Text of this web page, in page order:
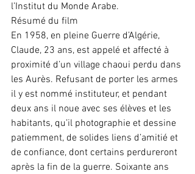
l’Institut du Monde Arabe.
Résumé du film
En 1958, en pleine Guerre d’Algérie,
Claude, 23 ans, est appelé et affecté à
proximité d’un village chaoui perdu dans
les Aurès. Refusant de porter les armes
il y est nommé instituteur, et pendant
deux ans il noue avec ses élèves et les
habitants, qu’il photographie et dessine
patiemment, de solides liens d’amitié et
de confiance, dont certains perdureront
après la fin de la guerre. Soixante ans